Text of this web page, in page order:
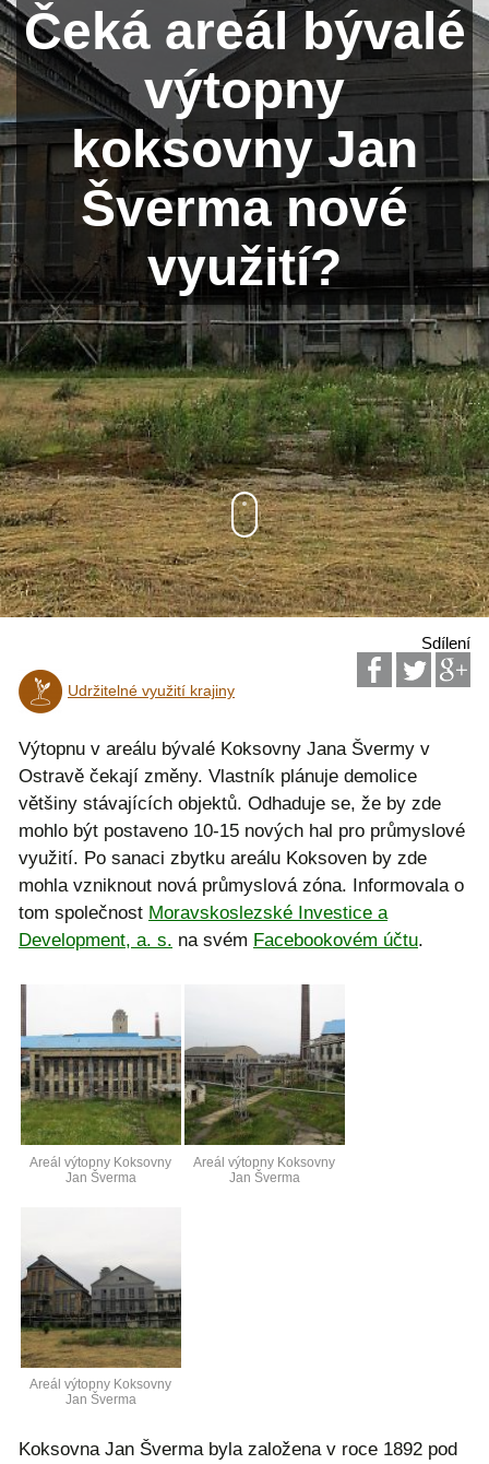
Čeká areál bývalé
výtopny
koksovny Jan
Šverma nové
využití?
Sdílení
Udržitelné využití krajiny
Výtopnu v areálu bývalé Koksovny Jana Švermy v
Ostravě čekají změny. Vlastník plánuje demolice
většiny stávajících objektů. Odhaduje se, že by zde
mohlo být postaveno 10-15 nových hal pro průmyslové
využití. Po sanaci zbytku areálu Koksoven by zde
mohla vzniknout nová průmyslová zóna. Informovala o
tom společnost Moravskoslezské Investice a
Development, a. s. na svém Facebookovém účtu.
Areál výtopny Koksovny
Jan Šverma
Areál výtopny Koksovny
Jan Šverma
Areál výtopny Koksovny
Jan Šverma
Koksovna Jan Šverma byla založena v roce 1892 pod